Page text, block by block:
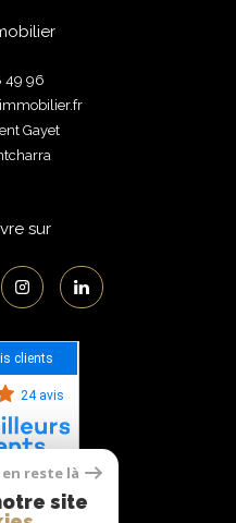
49 96
Gayet
sur
clients
24 avis
en reste là
site